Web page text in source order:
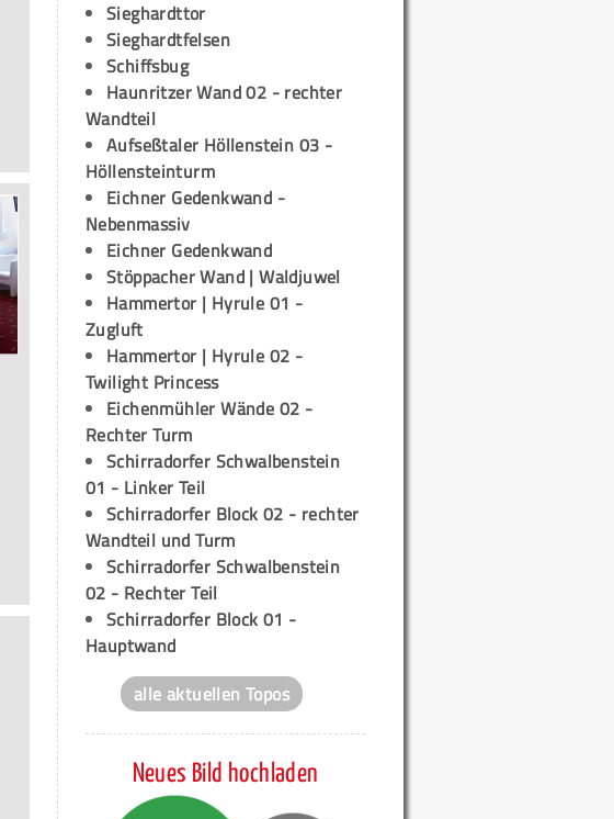
Sieghardttor
Sieghardtfelsen
Schiffsbug
Haunritzer Wand 02 - rechter
Wandteil
Aufseßtaler Höllenstein 03 -
Höllensteinturm
Eichner Gedenkwand -
Nebenmassiv
Eichner Gedenkwand
Stöppacher Wand | Waldjuwel
Hammertor | Hyrule 01 -
Zugluft
Hammertor | Hyrule 02 -
Twilight Princess
Eichenmühler Wände 02 -
Rechter Turm
Schirradorfer Schwalbenstein
01 - Linker Teil
Schirradorfer Block 02 - rechter
Wandteil und Turm
Schirradorfer Schwalbenstein
02 - Rechter Teil
Schirradorfer Block 01 -
Hauptwand
alle aktuellen Topos
Neues Bild hochladen